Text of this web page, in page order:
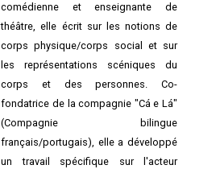
comédienne et enseignante de
théâtre, elle écrit sur les notions de
corps physique/corps social et sur
les représentations scéniques du
corps et des personnes. Co-
fondatrice de la compagnie "Cá e Lá"
(Compagnie bilingue
français/portugais), elle a développé
un travail spécifique sur l'acteur